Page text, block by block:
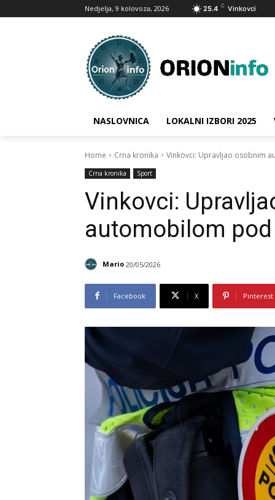
Nedjelja, 9 kolovoza, 2026 25.4 C Vinkovci
NASLOVNICA LOKALNI IZBORI 2025
Home Crna kronika Vinkovci: Upravljao osobnim
Crna kronika Sport
Vinkovci:
automobilom
Mario 20/05/2026
Facebook X Pinterest